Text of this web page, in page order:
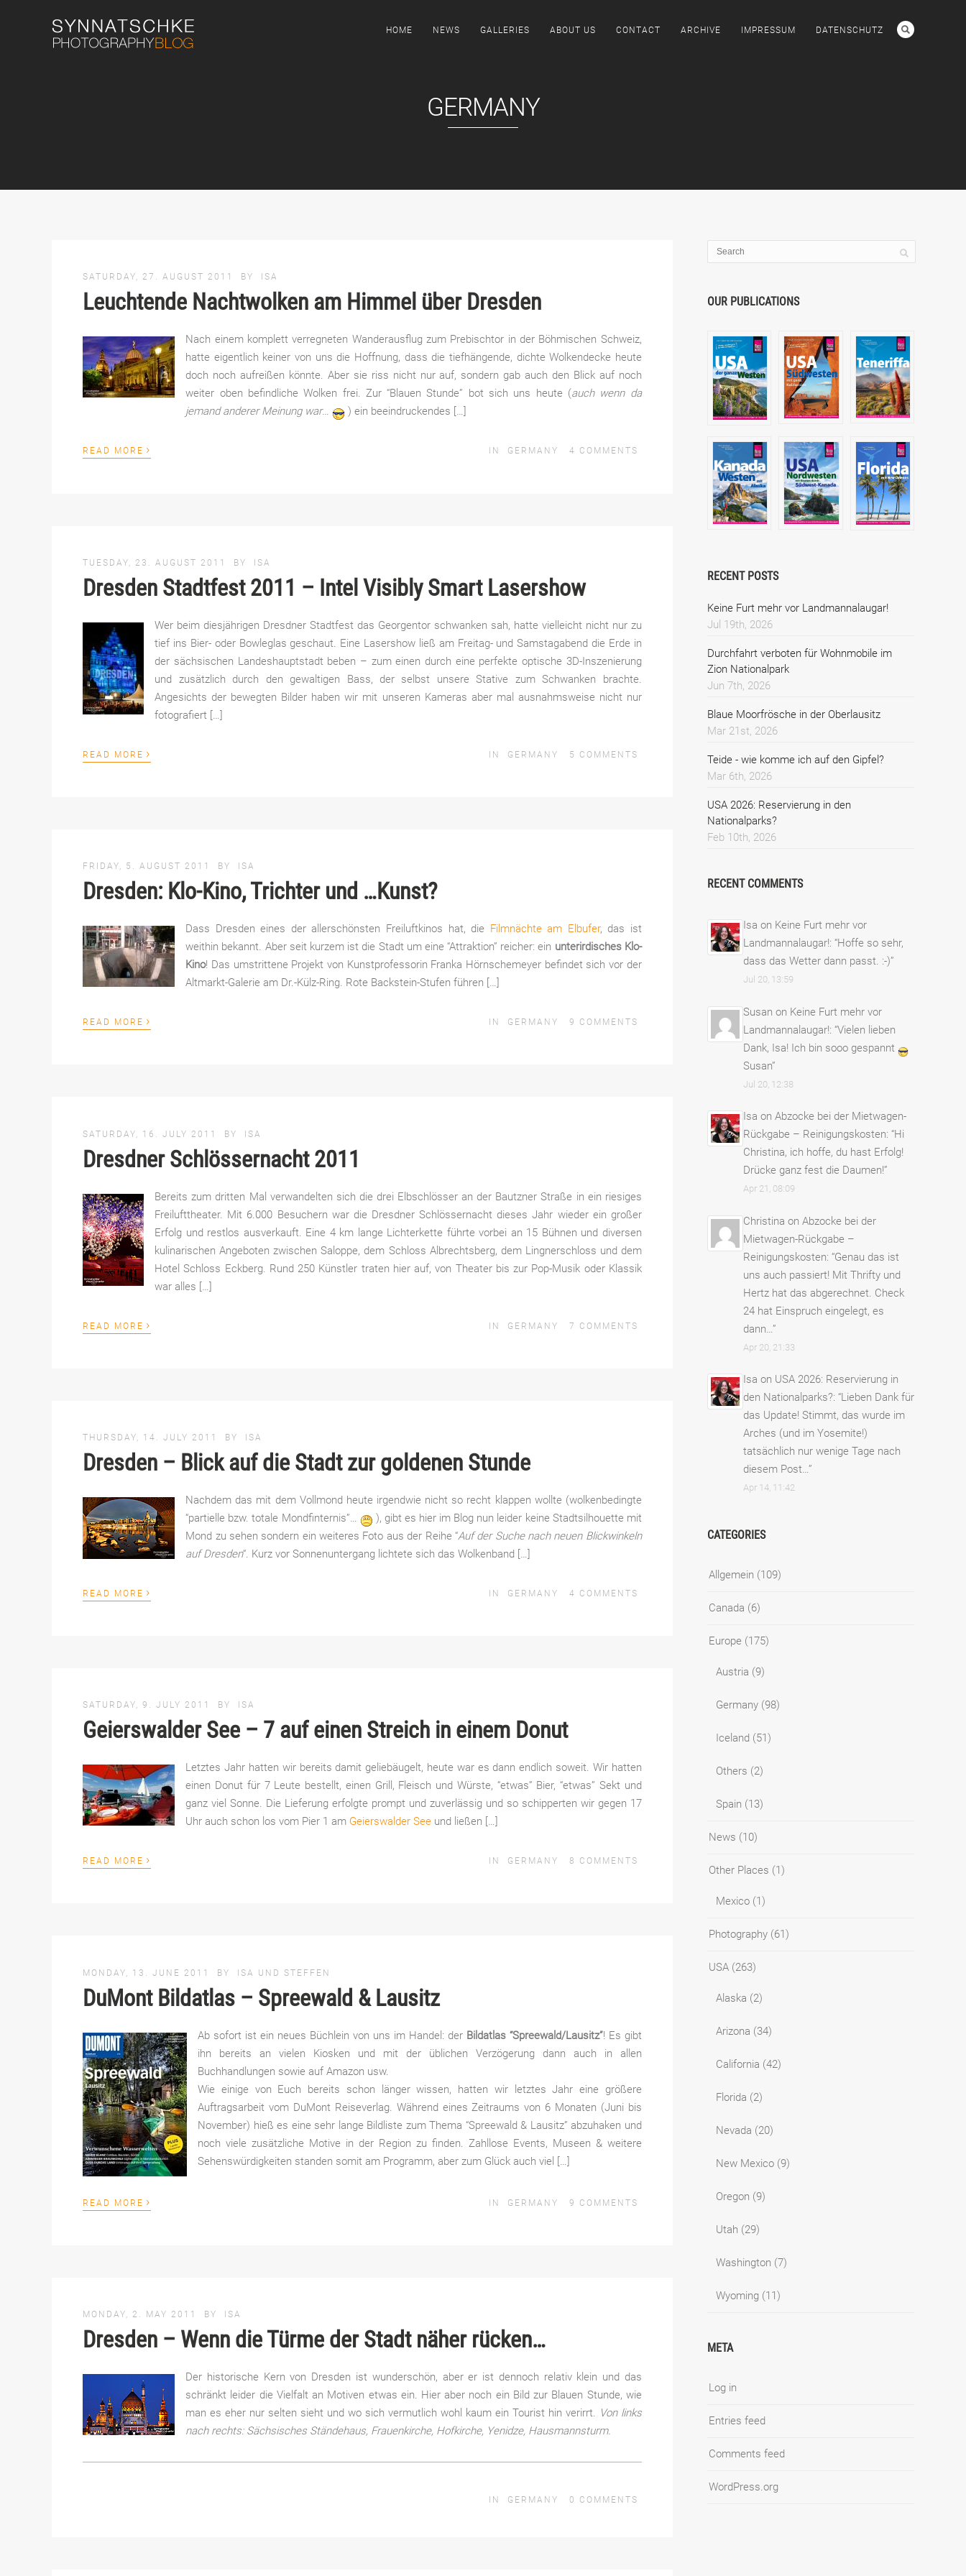
HOME NEWS GALLERIES ABOUT US CONTACT ARCHIVE IMPRESSUM DATENSCHUTZ
GERMANY
SATURDAY, 27. AUGUST 2011 BY ISA
Leuchtende Nachtwolken am Himmel über Dresden
Nach einem komplett verregneten Wanderausflug zum Prebischtor in der Böhmischen Schweiz,
hatte eigentlich keiner von uns die Hoffnung, dass die tiefhängende, dichte Wolkendecke heute
doch noch aufreißen könnte. Aber sie riss nicht nur auf, sondern gab auch den Blick auf noch
weiter oben befindliche Wolken frei. Zur “Blauen Stunde” bot sich uns heute (auch wenn da
jemand anderer Meinung war… ) ein beeindruckendes […]
READ MORE › IN GERMANY 4 COMMENTS
TUESDAY, 23. AUGUST 2011 BY ISA
Dresden Stadtfest 2011 – Intel Visibly Smart Lasershow
Wer beim diesjährigen Dresdner Stadtfest das Georgentor schwanken sah, hatte vielleicht nicht nur zu
tief ins Bier- oder Bowleglas geschaut. Eine Lasershow ließ am Freitag- und Samstagabend die Erde in
der sächsischen Landeshauptstadt beben – zum einen durch eine perfekte optische 3D-Inszenierung
und zusätzlich durch den gewaltigen Bass, der selbst unsere Stative zum Schwanken brachte.
Angesichts der bewegten Bilder haben wir mit unseren Kameras aber mal ausnahmsweise nicht nur
fotografiert […]
READ MORE › IN GERMANY 5 COMMENTS
FRIDAY, 5. AUGUST 2011 BY ISA
Dresden: Klo-Kino, Trichter und …Kunst?
Dass Dresden eines der allerschönsten Freiluftkinos hat, die Filmnächte am Elbufer, das ist
weithin bekannt. Aber seit kurzem ist die Stadt um eine “Attraktion” reicher: ein unterirdisches Klo-
Kino! Das umstrittene Projekt von Kunstprofessorin Franka Hörnschemeyer befindet sich vor der
Altmarkt-Galerie am Dr.-Külz-Ring. Rote Backstein-Stufen führen […]
READ MORE › IN GERMANY 9 COMMENTS
SATURDAY, 16. JULY 2011 BY ISA
Dresdner Schlössernacht 2011
Bereits zum dritten Mal verwandelten sich die drei Elbschlösser an der Bautzner Straße in ein riesiges
Freilufttheater. Mit 6.000 Besuchern war die Dresdner Schlössernacht dieses Jahr wieder ein großer
Erfolg und restlos ausverkauft. Eine 4 km lange Lichterkette führte vorbei an 15 Bühnen und diversen
kulinarischen Angeboten zwischen Saloppe, dem Schloss Albrechtsberg, dem Lingnerschloss und dem
Hotel Schloss Eckberg. Rund 250 Künstler traten hier auf, von Theater bis zur Pop-Musik oder Klassik
war alles […]
READ MORE › IN GERMANY 7 COMMENTS
THURSDAY, 14. JULY 2011 BY ISA
Dresden – Blick auf die Stadt zur goldenen Stunde
Nachdem das mit dem Vollmond heute irgendwie nicht so recht klappen wollte (wolkenbedingte
“partielle bzw. totale Mondfinternis”…
), gibt es hier im Blog nun leider keine Stadtsilhouette mit
Mond zu sehen sondern ein weiteres Foto aus der Reihe “Auf der Suche nach neuen Blickwinkeln
auf Dresden“. Kurz vor Sonnenuntergang lichtete sich das Wolkenband […]
READ MORE › IN GERMANY 4 COMMENTS
SATURDAY, 9. JULY 2011 BY ISA
Geierswalder See – 7 auf einen Streich in einem Donut
Letztes Jahr hatten wir bereits damit geliebäugelt, heute war es dann endlich soweit. Wir hatten
einen Donut für 7 Leute bestellt, einen Grill, Fleisch und Würste, “etwas” Bier, “etwas” Sekt und
ganz viel Sonne. Die Lieferung erfolgte prompt und zuverlässig und so schipperten wir gegen 17
Uhr auch schon los vom Pier 1 am Geierswalder See und ließen […]
READ MORE › IN GERMANY 8 COMMENTS
MONDAY, 13. JUNE 2011 BY ISA UND STEFFEN
DuMont Bildatlas – Spreewald & Lausitz
Ab sofort ist ein neues Büchlein von uns im Handel: der Bildatlas “Spreewald/Lausitz”! Es gibt
ihn bereits an vielen Kiosken und mit der üblichen Verzögerung dann auch in allen
Buchhandlungen sowie auf Amazon usw.
Wie einige von Euch bereits schon länger wissen, hatten wir letztes Jahr eine größere
Auftragsarbeit vom DuMont Reiseverlag. Während eines Zeitraums von 6 Monaten (Juni bis
November) hieß es eine sehr lange Bildliste zum Thema “Spreewald & Lausitz” abzuhaken und
noch viele zusätzliche Motive in der Region zu finden. Zahllose Events, Museen & weitere
Sehenswürdigkeiten standen somit am Programm, aber zum Glück auch viel […]
READ MORE › IN GERMANY 9 COMMENTS
MONDAY, 2. MAY 2011 BY ISA
Dresden – Wenn die Türme der Stadt näher rücken…
Der historische Kern von Dresden ist wunderschön, aber er ist dennoch relativ klein und das
schränkt leider die Vielfalt an Motiven etwas ein. Hier aber noch ein Bild zur Blauen Stunde, wie
man es eher nur selten sieht und wo sich vermutlich wohl kaum ein Tourist hin verirrt. Von links
nach rechts: Sächsisches Ständehaus, Frauenkirche, Hofkirche, Yenidze, Hausmannsturm.
IN GERMANY 0 COMMENTS
OUR PUBLICATIONS
RECENT POSTS
Keine Furt mehr vor Landmannalaugar!
Jul 19th, 2026
Durchfahrt verboten für Wohnmobile im
Zion Nationalpark
Jun 7th, 2026
Blaue Moorfrösche in der Oberlausitz
Mar 21st, 2026
Teide - wie komme ich auf den Gipfel?
Mar 6th, 2026
USA 2026: Reservierung in den
Nationalparks?
Feb 10th, 2026
RECENT COMMENTS
Isa on Keine Furt mehr vor
Landmannalaugar!: “Hoffe so sehr,
dass das Wetter dann passt. :-)”
Jul 20, 13:59
Susan on Keine Furt mehr vor
Landmannalaugar!: “Vielen lieben
Dank, Isa! Ich bin sooo gespannt
Susan”
Jul 20, 12:38
Isa on Abzocke bei der Mietwagen-
Rückgabe – Reinigungskosten: “Hi
Christina, ich hoffe, du hast Erfolg!
Drücke ganz fest die Daumen!”
Apr 21, 08:09
Christina on Abzocke bei der
Mietwagen-Rückgabe –
Reinigungskosten: “Genau das ist
uns auch passiert! Mit Thrifty und
Hertz hat das abgerechnet. Check
24 hat Einspruch eingelegt, es
dann… ”
Apr 20, 21:33
Isa on USA 2026: Reservierung in
den Nationalparks?: “Lieben Dank für
das Update! Stimmt, das wurde im
Arches (und im Yosemite!)
tatsächlich nur wenige Tage nach
diesem Post…”
Apr 14, 11:42
CATEGORIES
Allgemein (109)
Canada (6)
Europe (175)
Austria (9)
Germany (98)
Iceland (51)
Others (2)
Spain (13)
News (10)
Other Places (1)
Mexico (1)
Photography (61)
USA (263)
Alaska (2)
Arizona (34)
California (42)
Florida (2)
Nevada (20)
New Mexico (9)
Oregon (9)
Utah (29)
Washington (7)
Wyoming (11)
META
Log in
Entries feed
Comments feed
WordPress.org